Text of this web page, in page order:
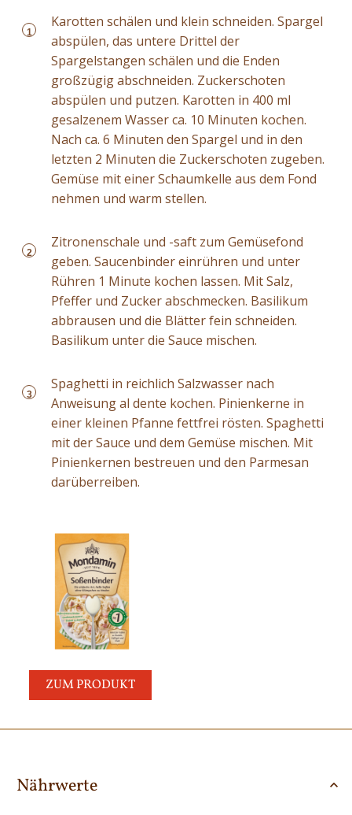
1
Karotten schälen und klein schneiden. Spargel
abspülen, das untere Drittel der
Spargelstangen schälen und die Enden
großzügig abschneiden. Zuckerschoten
abspülen und putzen. Karotten in 400 ml
gesalzenem Wasser ca. 10 Minuten kochen.
Nach ca. 6 Minuten den Spargel und in den
letzten 2 Minuten die Zuckerschoten zugeben.
Gemüse mit einer Schaumkelle aus dem Fond
nehmen und warm stellen.
2
Zitronenschale und -saft zum Gemüsefond
geben. Saucenbinder einrühren und unter
Rühren 1 Minute kochen lassen. Mit Salz,
Pfeffer und Zucker abschmecken. Basilikum
abbrausen und die Blätter fein schneiden.
Basilikum unter die Sauce mischen.
3
Spaghetti in reichlich Salzwasser nach
Anweisung al dente kochen. Pinienkerne in
einer kleinen Pfanne fettfrei rösten. Spaghetti
mit der Sauce und dem Gemüse mischen. Mit
Pinienkernen bestreuen und den Parmesan
darüberreiben.
ZUM PRODUKT
Nährwerte